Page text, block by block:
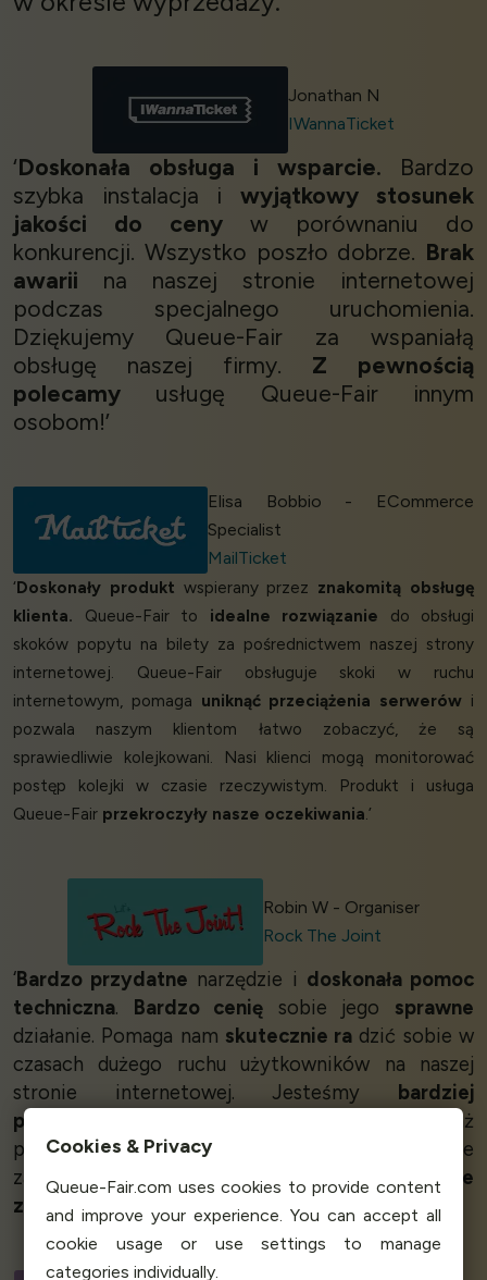
Jonathan N
IWannaTicket
‘Doskonała obsługa i wsparcie. Bardzo
szybka instalacja i wyjątkowy stosunek
jakości do ceny w porównaniu do
konkurencji. Wszystko poszło dobrze. Brak
awarii na naszej stronie internetowej
podczas specjalnego uruchomienia.
Dziękujemy Queue-Fair za wspaniałą
obsługę naszej firmy. Z pewnością
polecamy usługę Queue-Fair innym
osobom!’
Elisa Bobbio - ECommerce
Specialist
MailTicket
‘Doskonały produkt wspierany przez znakomitą obsługę
klienta. Queue-Fair to idealne rozwiązanie do obsługi
skoków popytu na bilety za pośrednictwem naszej strony
internetowej. Queue-Fair obsługuje skoki w ruchu
internetowym, pomaga uniknąć przeciążenia serwerów i
pozwala naszym klientom łatwo zobaczyć, że są
sprawiedliwie kolejkowani. Nasi klienci mogą monitorować
postęp kolejki w czasie rzeczywistym. Produkt i usługa
Queue-Fair przekroczyły nasze oczekiwania.’
Robin W - Organiser
Rock The Joint
‘Bardzo przydatne narzędzie i doskonała pomoc
techniczna. Bardzo cenię sobie jego sprawne
działanie. Pomaga nam skutecznie ra dzić sobie w
czasach dużego ruchu użytkowników na naszej
stronie internetowej. Jesteśmy
bardziej
produktywni
dzięki temu narzędziu, ponieważ
pozwala nam ono poświęcić wysiłki na inne
zadania, pozostawiając swoją część dobrze
zabezpieczoną
Cookies & Privacy
Queue-Fair.com uses cookies to provide content
and improve your experience. You can accept all
cookie usage or use settings to manage
categories individually.